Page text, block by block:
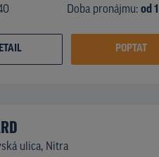
Doba pronájmu: od
POPTAT
ulica, Nitra